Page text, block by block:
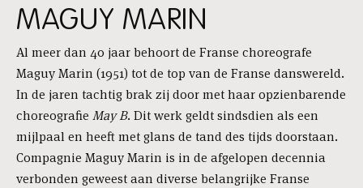
MAGUY MARIN
Al meer dan 40 jaar behoort de Franse choreografe
Maguy Marin (1951) tot de top van de Franse danswereld.
In de jaren tachtig brak zij door met haar opzienbarende
choreografie May B. Dit werk geldt sindsdien als een
mijlpaal en heeft met glans de tand des tijds doorstaan.
Compagnie Maguy Marin is in de afgelopen decennia
verbonden geweest aan diverse belangrijke Franse